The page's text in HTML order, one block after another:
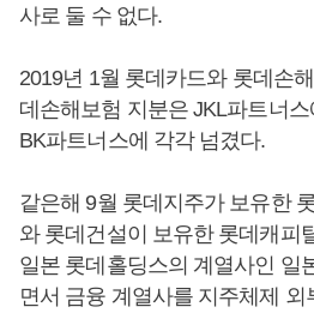
사로 둘 수 없다.
2019년 1월 롯데카드와 롯데손
데손해보험 지분은 JKL파트너
BK파트너스에 각각 넘겼다.
같은해 9월 롯데지주가 보유한
와 롯데건설이 보유한 롯데캐피
일본 롯데홀딩스의 계열사인 일
면서 금융 계열사를 지주체제